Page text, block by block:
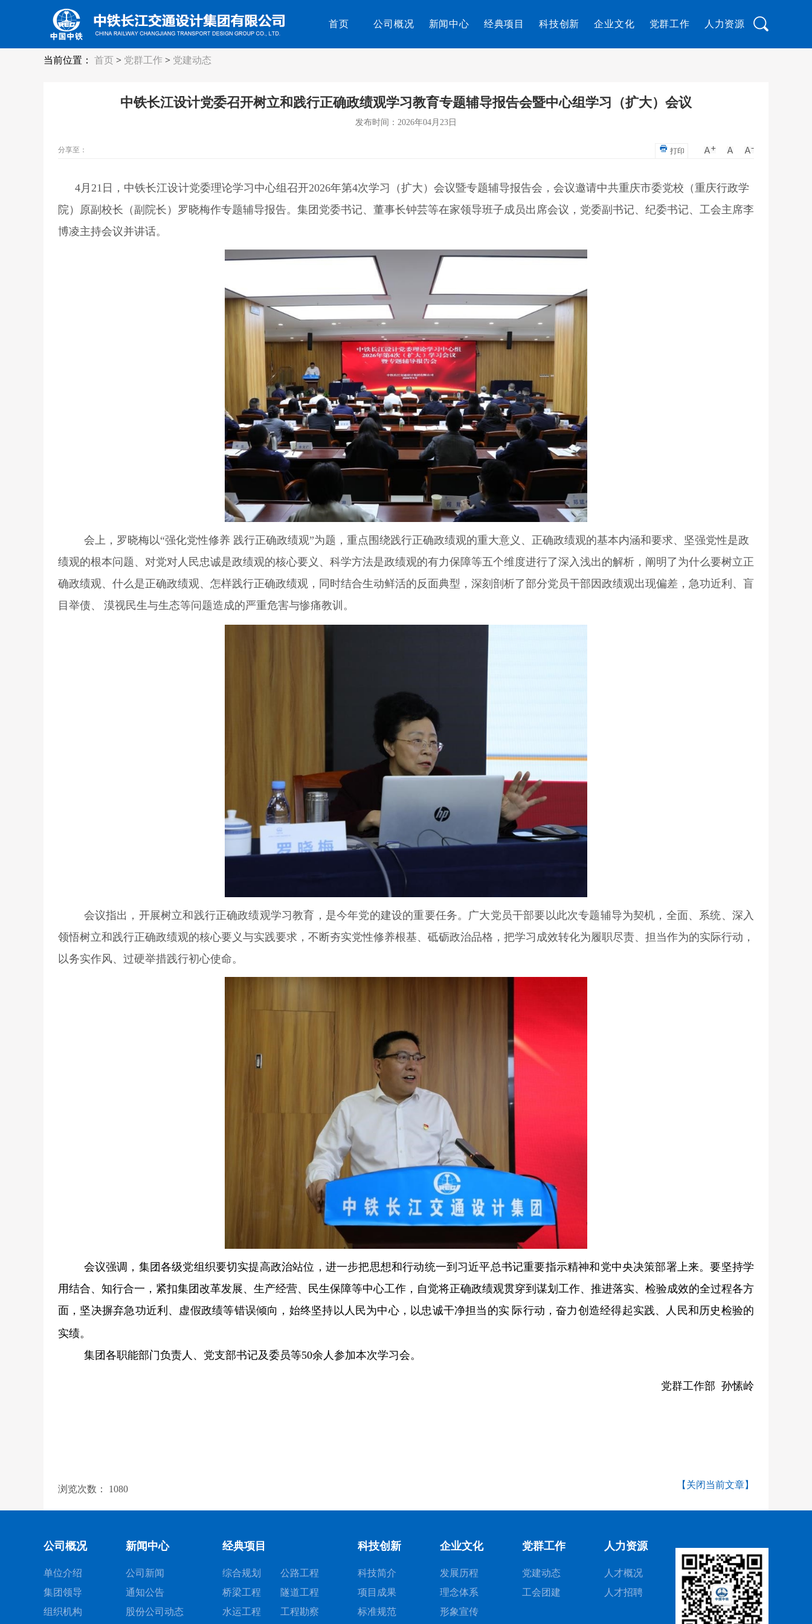
首页 公司概况 新闻中心 经典项目 科技创新 企业文化 党群工作 人力资源
当前位置： 首页 > 党群工作 > 党建动态
中铁长江设计党委召开树立和践行正确政绩观学习教育专题辅导报告会暨中心组学习（扩大）会议
发布时间：2026年04月23日
分享至： 打印
4月21日，中铁长江设计党委理论学习中心组召开2026年第4次学习（扩大）会议暨专题辅导报告会，会议邀请中共重庆市委党校（重庆行政学
院）原副校长（副院长）罗晓梅作专题辅导报告。集团党委书记、董事长钟芸等在家领导班子成员出席会议，党委副书记、纪委书记、工会主席李
博凌主持会议并讲话。
会上，罗晓梅以“强化党性修养 践行正确政绩观”为题，重点围绕践行正确政绩观的重大意义、正确政绩观的基本内涵和要求、坚强党性是政
绩观的根本问题、对党对人民忠诚是政绩观的核心要义、科学方法是政绩观的有力保障等五个维度进行了深入浅出的解析，阐明了为什么要树立正
确政绩观、什么是正确政绩观、怎样践行正确政绩观，同时结合生动鲜活的反面典型，深刻剖析了部分党员干部因政绩观出现偏差，急功近利、盲
目举债、
漠视民生与生态等问题造成的严重危害与惨痛教训。
会议指出，开展树立和践行正确政绩观学习教育，是今年党的建设的重要任务。广大党员干部要以此次专题辅导为契机，全面、系统、深入
领悟树立和践行正确政绩观的核心要义与实践要求，不断夯实党性修养根基、砥砺政治品格，把学习成效转化为履职尽责、担当作为的实际行动，
以务实作风、过硬举措践行初心使命。
会议强调，集团各级党组织要切实提高政治站位，进一步把思想和行动统一到习近平总书记重要指示精神和党中央决策部署上来。要坚持学
用结合、知行合一，紧扣集团改革发展、生产经营、民生保障等中心工作，自觉将正确政绩观贯穿到谋划工作、推进落实、检验成效的全过程各方
面，坚决摒弃急功近利、虚假政绩等错误倾向，始终坚持以人民为中心，以忠诚干净担当的实 际行动，奋力创造经得起实践、人民和历史检验的
实绩。
集团各职能部门负责人、党支部书记及委员等50余人参加本次学习会。
党群工作部 孙愫岭
浏览次数： 1080 【关闭当前文章】
公司概况
单位介绍
集团领导
组织机构
新闻中心
公司新闻
通知公告
股份公司动态
经典项目
综合规划
公路工程
桥梁工程
隧道工程
水运工程
工程勘察
科技创新
科技简介
项目成果
标准规范
企业文化
发展历程
理念体系
形象宣传
党群工作
党建动态
工会团建
人力资源
人才概况
人才招聘